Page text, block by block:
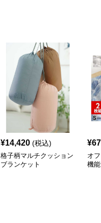
¥14,420 (税込)
格子柄マルチクッション
ブランケット
¥
オ
機